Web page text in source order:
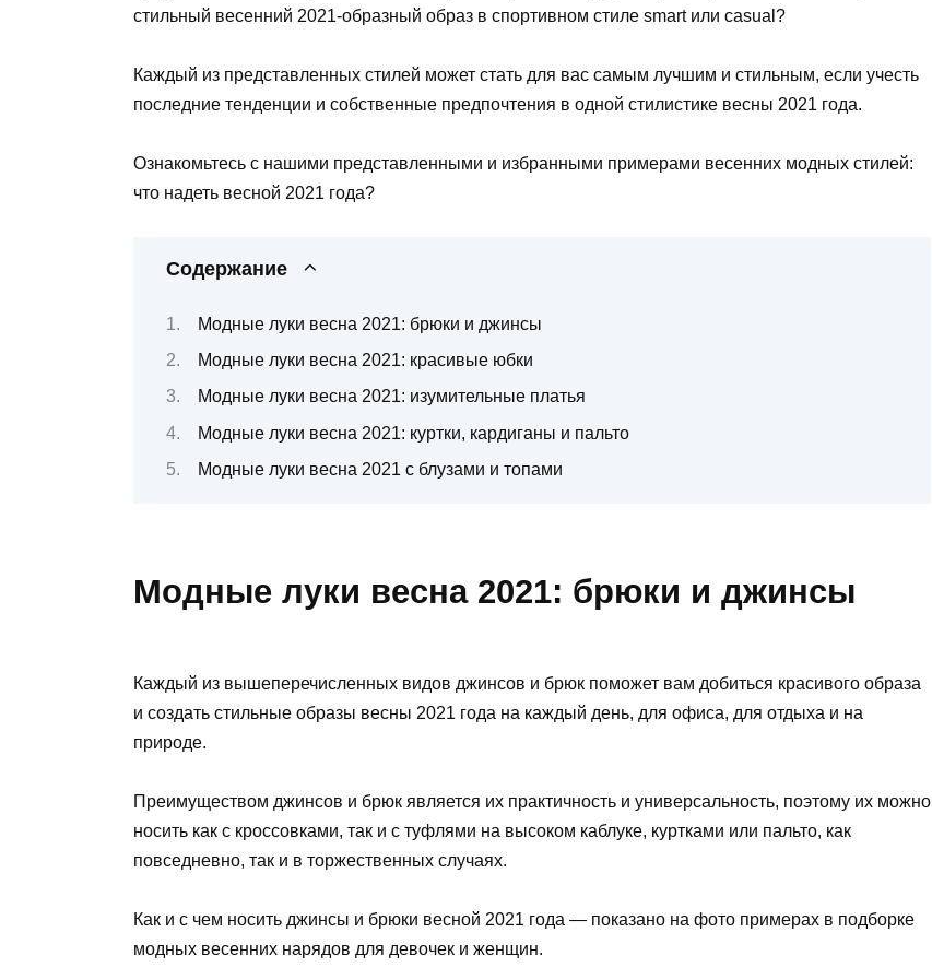
стильный весенний 2021-образный образ в спортивном стиле smart или casual?
Каждый из представленных стилей может стать для вас самым лучшим и стильным, если учесть
последние тенденции и собственные предпочтения в одной стилистике весны 2021 года.
Ознакомьтесь с нашими представленными и избранными примерами весенних модных стилей:
что надеть весной 2021 года?
Содержание
Модные луки весна 2021: брюки и джинсы
Модные луки весна 2021: красивые юбки
Модные луки весна 2021: изумительные платья
Модные луки весна 2021: куртки, кардиганы и пальто
Модные луки весна 2021 с блузами и топами
Модные луки весна 2021: брюки и джинсы
Каждый из вышеперечисленных видов джинсов и брюк поможет вам добиться красивого образа
и создать стильные образы весны 2021 года на каждый день, для офиса, для отдыха и на
природе.
Преимуществом джинсов и брюк является их практичность и универсальность, поэтому их можно
носить как с кроссовками, так и с туфлями на высоком каблуке, куртками или пальто, как
повседневно, так и в торжественных случаях.
Как и с чем носить джинсы и брюки весной 2021 года — показано на фото примерах в подборке
модных весенних нарядов для девочек и женщин.